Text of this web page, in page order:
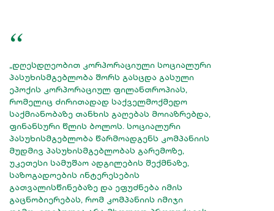
“
„დღესდღეობით კორპორაციული სოციალური
პასუხისმგებლობა შორს გასცდა გასული
ეპოქის კორპორაციულ ფილანთროპიას,
რომელიც ძირითადად საქველმოქმედო
საქმიანობაზე თანხის გაღებას მოიაზრებდა,
ფინანსური წლის ბოლოს. სოციალური
პასუხისმგებლობა წარმოადგენს კომპანიის
მუდმივ პასუხისმგებლობას გარემოზე,
უკეთესი სამუშაო ადგილების შექმნაზე,
საზოგადოების ინტერესების
გათვალისწინებაზე და ეფუძნება იმის
გაცნობიერებას, რომ კომპანიის იმიჯი